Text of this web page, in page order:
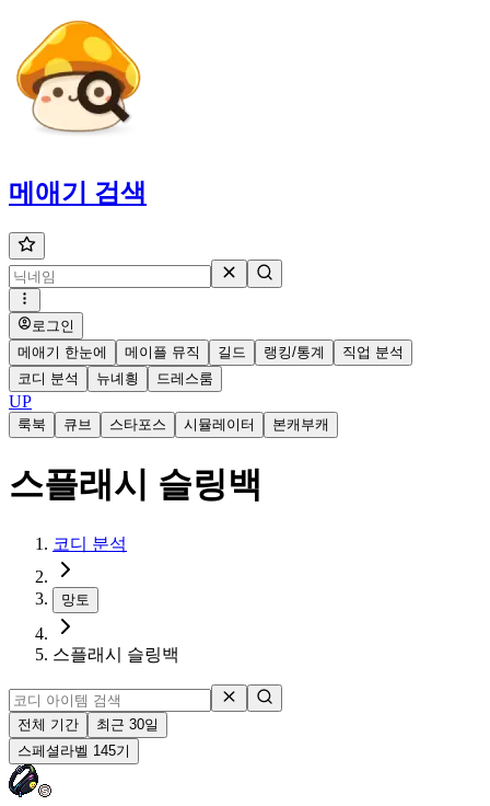
메애기 검색
로그인
메애기 한눈에
메이플 뮤직 길드 랭킹/통계
직업 분석
코디 분석
뉴녜힁 드레스룸
UP
룩북 큐브 스타포스 시뮬레이터 본캐부캐
스플래시 슬링백
코디 분석
망토
스플래시 슬링백
전체 기간
최근 30일
스페셜 라벨 145기